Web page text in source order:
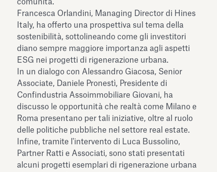
comunità.
Francesca Orlandini, Managing Director di Hines
Italy, ha offerto una prospettiva sul tema della
sostenibilità, sottolineando come gli investitori
diano sempre maggiore importanza agli aspetti
ESG nei progetti di rigenerazione urbana.
In un dialogo con Alessandro Giacosa, Senior
Associate, Daniele Pronestì, Presidente di
Confindustria Assoimmobiliare Giovani, ha
discusso le opportunità che realtà come Milano e
Roma presentano per tali iniziative, oltre al ruolo
delle politiche pubbliche nel settore real estate.
Infine, tramite l'intervento di Luca Bussolino,
Partner Ratti e Associati, sono stati presentati
alcuni progetti esemplari di rigenerazione urbana